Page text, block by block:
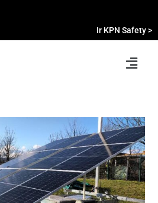
Ir KPN Safety >